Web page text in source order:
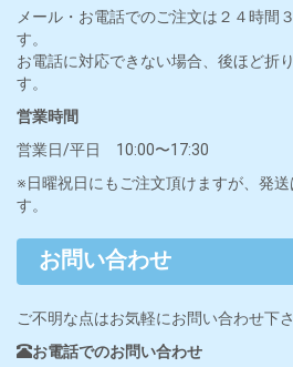
メール・お電話でのご注文は２４時間
す。
お電話に対応できない場合、後ほど折
す。
営業時間
営業日/平日 10:00〜17:30
※日曜祝日にもご注文頂けますが、発
す。
お問い合わせ
ご不明な点はお気軽にお問い合わせ下さ
お電話でのお問い合わせ